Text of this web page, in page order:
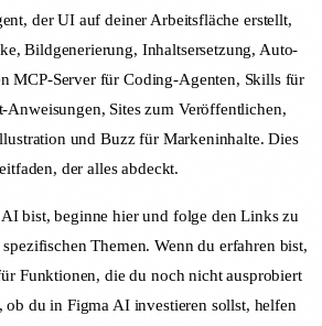
der UI auf deiner Arbeitsfläche erstellt,
Bildgenerierung, Inhaltsersetzung, Auto-
MCP-Server für Coding-Agenten, Skills für
Anweisungen, Sites zum Veröffentlichen,
und Buzz für Markeninhalte. Dies
der alles abdeckt.
bist, beginne hier und folge den Links zu
Themen. Wenn du erfahren bist,
Funktionen, die du noch nicht ausprobiert
ob du in Figma AI investieren sollst, helfen